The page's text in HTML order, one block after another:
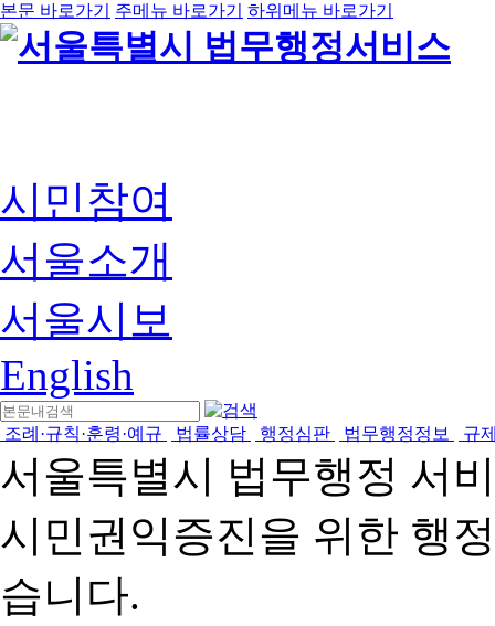
본문 바로가기 주메뉴 바로가기 하위메뉴 바로가기
시민참여
서울소개
서울시보
English
조례·규칙·훈령·예규 법률상담 행정심판 법무행정정보 규
서울특별시 법무행정 서
시민권익증진을 위한 행
습니다.